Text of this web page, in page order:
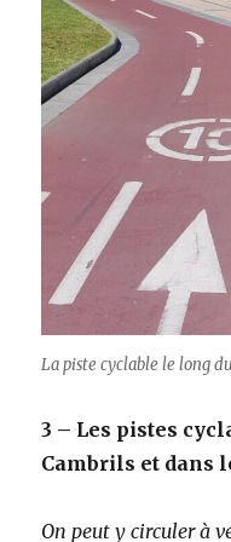
La piste cyclable le long
3 – Les pistes
Cambrils et dans
On peut y circuler à